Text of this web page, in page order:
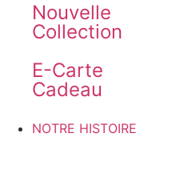
Nouvelle
Collection
E-Carte
Cadeau
NOTRE HISTOIRE